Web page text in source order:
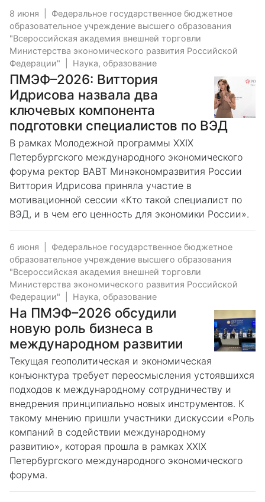
8 июня
Федеральное государственное бюджетное
образовательное учреждение высшего образования
"Всероссийская академия внешней торговли
Министерства экономического развития Российской
Федерации"
Наука, образование
ПМЭФ–2026: Виттория
Идрисова назвала два
ключевых компонента
подготовки специалистов по ВЭД
В рамках Молодежной программы XXIX
Петербургского международного экономического
форума ректор ВАВТ Минэкономразвития России
Виттория Идрисова приняла участие в
мотивационной сессии «Кто такой специалист по
ВЭД, и в чем его ценность для экономики России».
6 июня
Федеральное государственное бюджетное
образовательное учреждение высшего образования
"Всероссийская академия внешней торговли
Министерства экономического развития Российской
Федерации"
Наука, образование
На ПМЭФ–2026 обсудили
новую роль бизнеса в
международном развитии
Текущая геополитическая и экономическая
конъюнктура требует переосмысления устоявшихся
подходов к международному сотрудничеству и
внедрения принципиально новых инструментов. К
такому мнению пришли участники дискуссии «Роль
компаний в содействии международному
развитию», которая прошла в рамках XXIX
Петербургского международного экономического
форума.